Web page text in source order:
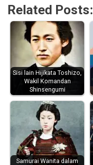
Related Posts:
Sisi lain Hijikata Toshizo,
Wakil Komandan
Shinsengumi
Samurai Wanita dalam